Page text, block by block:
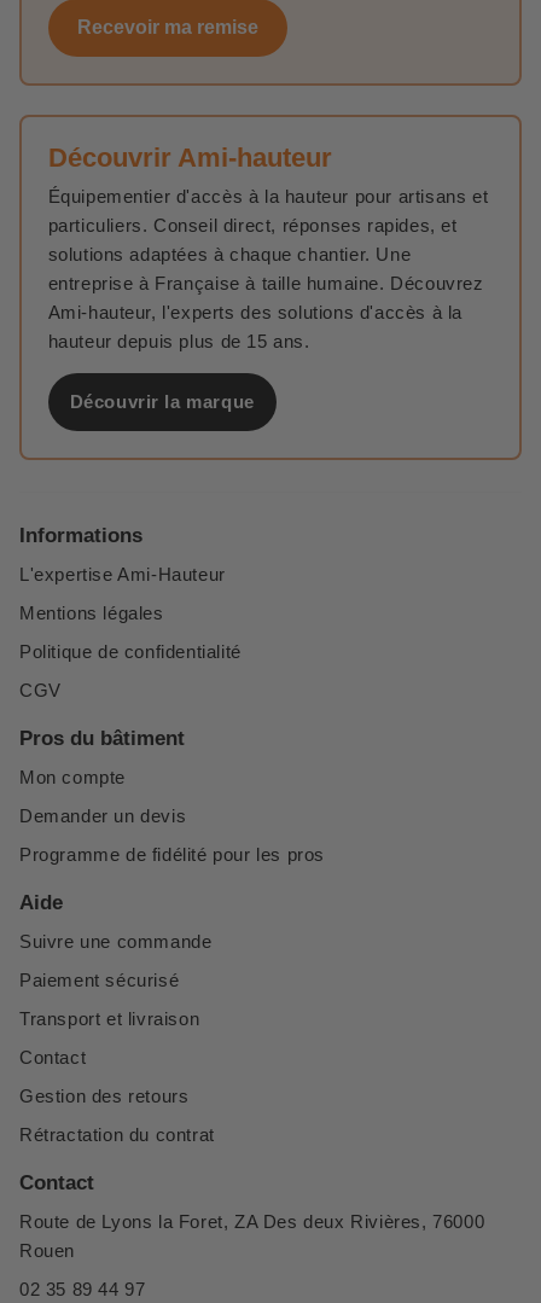
Recevoir ma remise
Découvrir Ami-hauteur
Équipementier d'accès à la hauteur pour artisans et
particuliers. Conseil direct, réponses rapides, et
solutions adaptées à chaque chantier. Une
entreprise à Française à taille humaine. Découvrez
Ami-hauteur, l'experts des solutions d'accès à la
hauteur depuis plus de 15 ans.
Découvrir la marque
Informations
L'expertise Ami-Hauteur
Mentions légales
Politique de confidentialité
CGV
Pros du bâtiment
Mon compte
Demander un devis
Programme de fidélité pour les pros
Aide
Suivre une commande
Paiement sécurisé
Transport et livraison
Contact
Gestion des retours
Rétractation du contrat
Contact
Route de Lyons la Foret, ZA Des deux Rivières, 76000
Rouen
02 35 89 44 97